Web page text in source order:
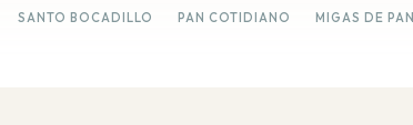
SANTO BOCADILLO PAN COTIDIANO MIGAS DE PAN